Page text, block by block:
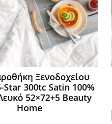
Ξενοδοχείου
300tc Satin 100%
52×72+5 Beauty
Home